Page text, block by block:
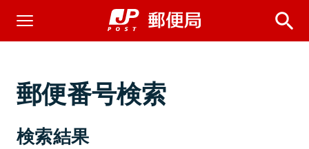
郵便番号検索
検索結果